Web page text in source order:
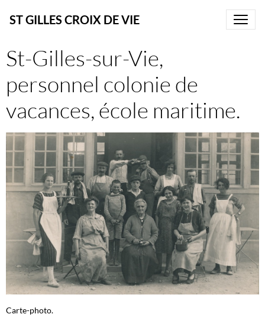
ST GILLES CROIX DE VIE
St-Gilles-sur-Vie,
personnel colonie de
vacances, école maritime.
Carte-photo.